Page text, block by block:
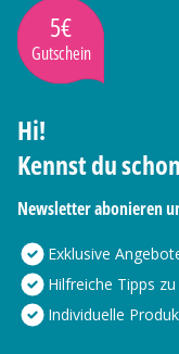
5€
Gutschein
Hi!
Kennst du
Newsletter abonieren
Exklusive
Hilfreiche Tipps
Individuelle